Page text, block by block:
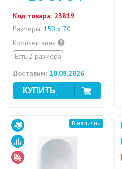
Код товара: 23819
Размеры: 150 х 70
Комплектация
Есть 2 размера
Доставим: 10.08.2026
В наличии